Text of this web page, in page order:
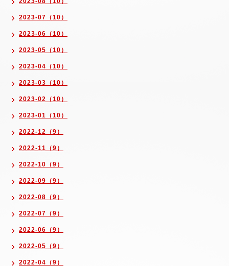
2023-07（10）
2023-06（10）
2023-05（10）
2023-04（10）
2023-03（10）
2023-02（10）
2023-01（10）
2022-12（9）
2022-11（9）
2022-10（9）
2022-09（9）
2022-08（9）
2022-07（9）
2022-06（9）
2022-05（9）
2022-04（9）